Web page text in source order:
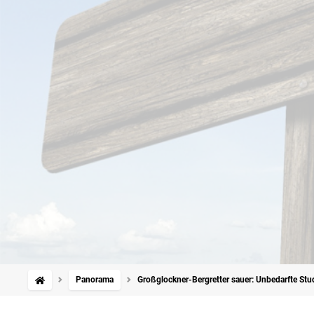
Panorama Großglockner-Bergretter sauer: Unbedarfte